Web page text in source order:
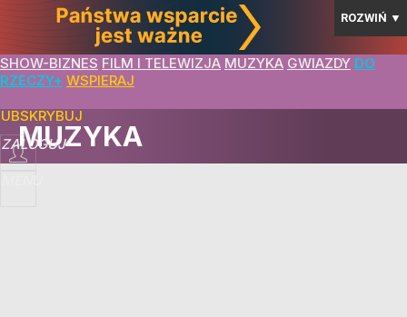
ROZWIŃ ▼
SHOW-BIZNES FILM I TELEWIZJA MUZYKA GWIAZDY DO
RZECZY+ WSPIERAJ
ZALOGUJ
MUZYKA